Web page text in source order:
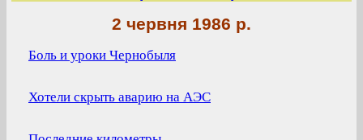
2 червня 1986 р.
Боль и уроки Чернобыля
Хотели скрыть аварию на АЭС